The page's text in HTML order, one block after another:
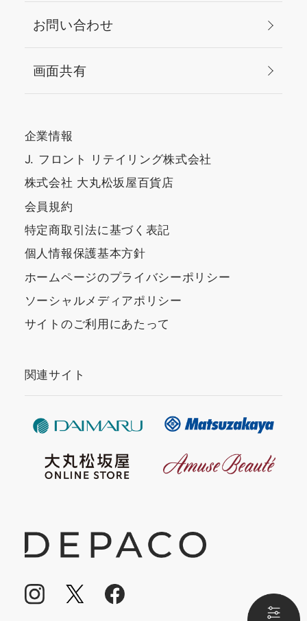
お問い合わせ
画面共有
企業情報
J. フロント リテイリング株式会社
株式会社 大丸松坂屋百貨店
会員規約
特定商取引法に基づく表記
個人情報保護基本方針
ホームページのプライバシーポリシー
ソーシャルメディアポリシー
サイトのご利用にあたって
関連サイト